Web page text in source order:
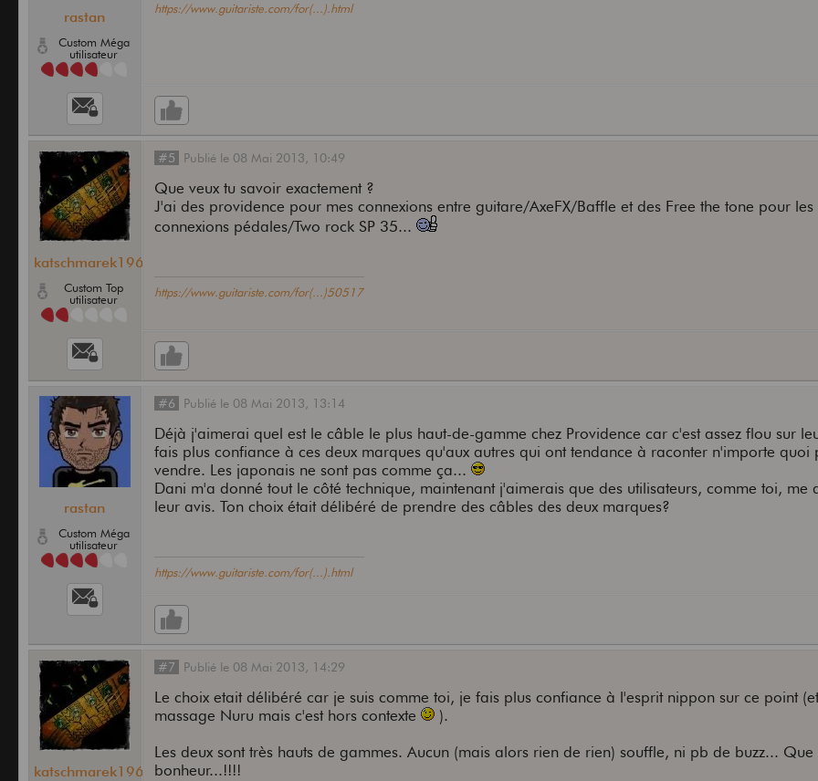
rastan
Custom Méga
utilisateur
https://www.guitariste.com/for(...).html
katschmarek1968
Custom Top
utilisateur
#5 Publié le 08 Mai 2013, 10:49
Que veux tu savoir exactement ?
J'ai des providence pour mes connexions entre guitare/AxeFX/Baffle et des Free the tone pour les
connexions pédales/Two rock SP 35...
https://www.guitariste.com/for(...)50517
rastan
Custom Méga
utilisateur
#6 Publié le 08 Mai 2013, 13:14
Déjà j'aimerai quel est le câble le plus haut-de-gamme chez Providence car c'est assez flou sur
fais plus confiance à ces deux marques qu'aux autres qui ont tendance à raconter n'importe quoi
vendre. Les japonais ne sont pas comme ça...
Dani m'a donné tout le côté technique, maintenant j'aimerais que des utilisateurs, comme toi, me
leur avis. Ton choix était délibéré de prendre des câbles des deux marques?
https://www.guitariste.com/for(...).html
katschmarek1968
#7 Publié le 08 Mai 2013, 14:29
Le choix etait délibéré car je suis comme toi, je fais plus confiance à l'esprit nippon sur ce point
massage Nuru mais c'est hors contexte
).
Les deux sont très hauts de gammes. Aucun (mais alors rien de rien) souffle, ni pb de buzz... Que
bonheur...!!!!